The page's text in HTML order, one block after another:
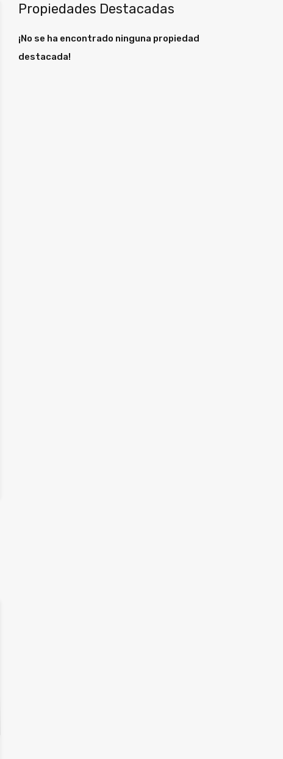
Propiedades Destacadas
¡No se ha encontrado ninguna propiedad
destacada!